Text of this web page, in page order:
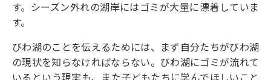
す。シーズン外れの湖岸にはゴミが大量に漂着していま
す。
びわ湖のことを伝えるためには、まず自分たちがびわ湖
の現状を知らなければならない。びわ湖にゴミが流れて
いるという現実も、また子どもたちに学んでほしいこと